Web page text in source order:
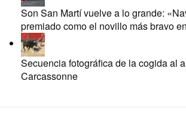
Son San Martí vuelve a lo grande:
premiado como el novillo más bravo
Secuencia fotográfica de la cogida al
Carcassonne